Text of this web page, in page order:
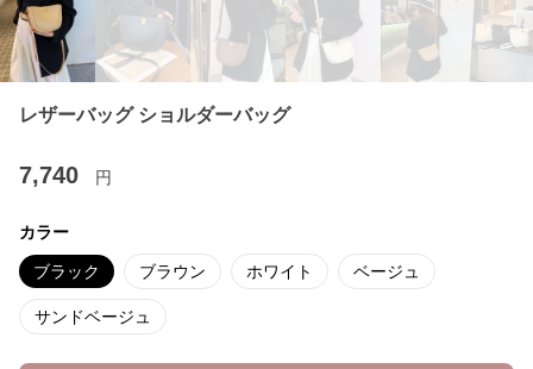
レザーバッグ ショルダーバッグ
7,740 円
カラー
ブラック ブラウン ホワイト ベージュ
サンドベージュ